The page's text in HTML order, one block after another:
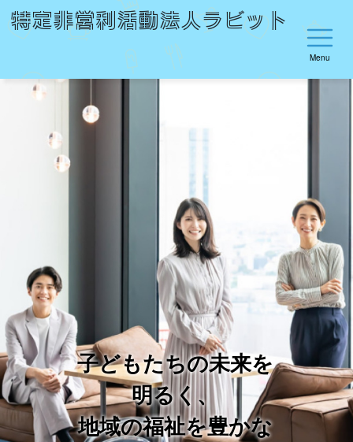
特定非営利活動法人ラビット
Menu
子どもたちの未来を
明るく、
地域の福祉を豊かな